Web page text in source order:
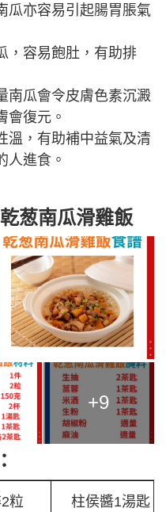
瓜亦容易引起腸胃脹氣
，容易飽肚，有助排
南瓜會令皮膚色素沉澱
會復元。
溫，有助補中益氣及清
人進食。
葱南瓜滑雞飯
+9
粒 柱侯醬1湯匙